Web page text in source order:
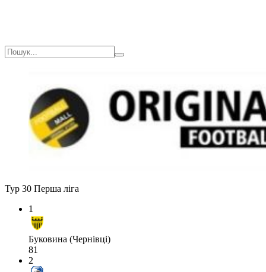
Тур 30 Перша ліга
1
Буковина (Чернівці)
81
2